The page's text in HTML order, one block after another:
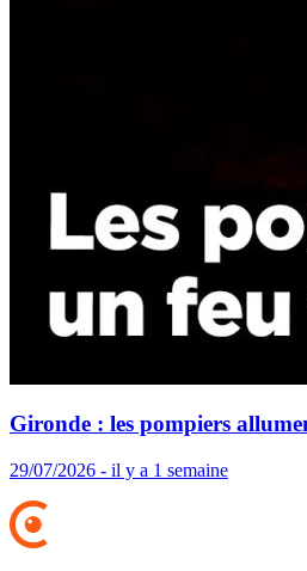
Gironde : les pompiers
29/07/2026 - il y a 1 semaine